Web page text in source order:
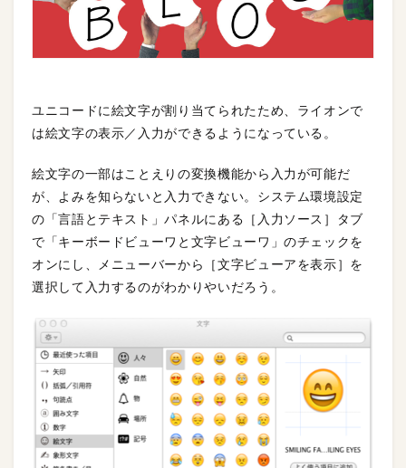
ユニコードに絵文字が割り当てられたため、ライオンで
は絵文字の表示／入力ができるようになっている。
絵文字の一部はことえりの変換機能から入力が可能だ
が、よみを知らないと入力できない。システム環境設定
の「言語とテキスト」パネルにある［入力ソース］タブ
で「キーボードビューワと文字ビューワ」のチェックを
オンにし、メニューバーから［文字ビューアを表示］を
選択して入力するのがわかりやいだろう。